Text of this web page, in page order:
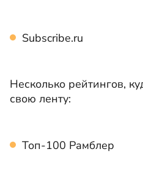
Subscribe.ru
Несколько рейтингов,
свою ленту:
Топ-100 Рамблер